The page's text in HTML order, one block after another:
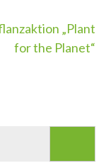
„Plant
for the Planet“